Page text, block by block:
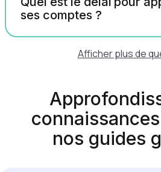
ses comptes ?
Afficher plus de
nos guides